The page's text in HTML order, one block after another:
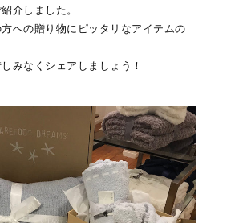
介しました。
への贈り物にピッタリなアイテムの
みなくシェアしましょう！